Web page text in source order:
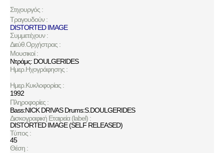
Στιχουργός :
Τραγουδούν :
DISTORTED IMAGE
Συμμετέχουν :
Διεύθ.Ορχήστρας :
Μουσικοί :
Ντράμς: DOULGERIDES
Ημερ.Ηχογράφησης :
Ημερ.Κυκλοφορίας :
1992
Πληροφορίες :
Bass:NICK DRIVAS Drums:S.DOULGERIDES
Δισκογραφική Εταιρεία (label) :
DISTORTED IMAGE (SELF RELEASED)
Τύπος :
45
Θέση :